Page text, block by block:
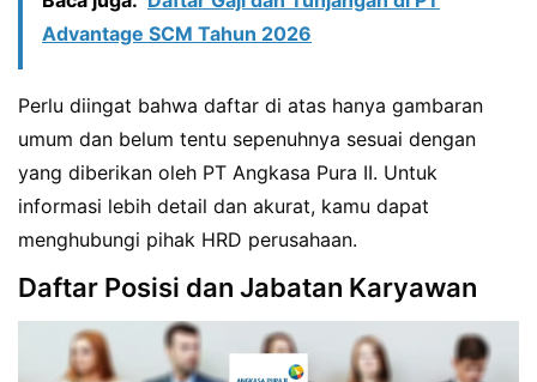
Advantage SCM Tahun 2026
Perlu diingat bahwa daftar di atas hanya gambaran
umum dan belum tentu sepenuhnya sesuai dengan
yang diberikan oleh PT Angkasa Pura II. Untuk
informasi lebih detail dan akurat, kamu dapat
menghubungi pihak HRD perusahaan.
Daftar Posisi dan Jabatan Karyawan